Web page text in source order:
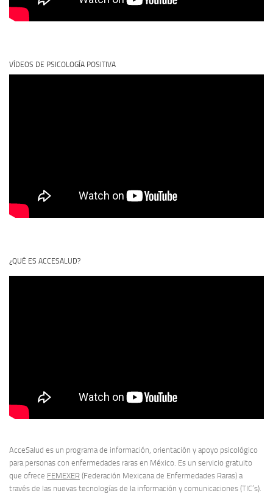
VÍDEOS DE PSICOLOGÍA POSITIVA
¿QUÉ ES ACCESALUD?
AcceSalud es un programa de información, orientación y apoyo psicológico
para personas con enfermedades raras en México. Es un servicio gratuito
que ofrece FEMEXER (Federación Mexicana de Enfermedades Raras) a
través de las nuevas tecnologías de la información y comunicaciones (TIC’s).